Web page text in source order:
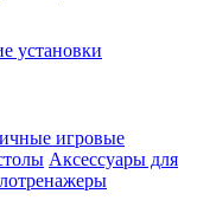
установки
игровые
Аксессуары для